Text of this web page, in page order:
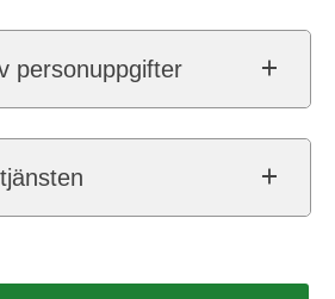
personuppgifter